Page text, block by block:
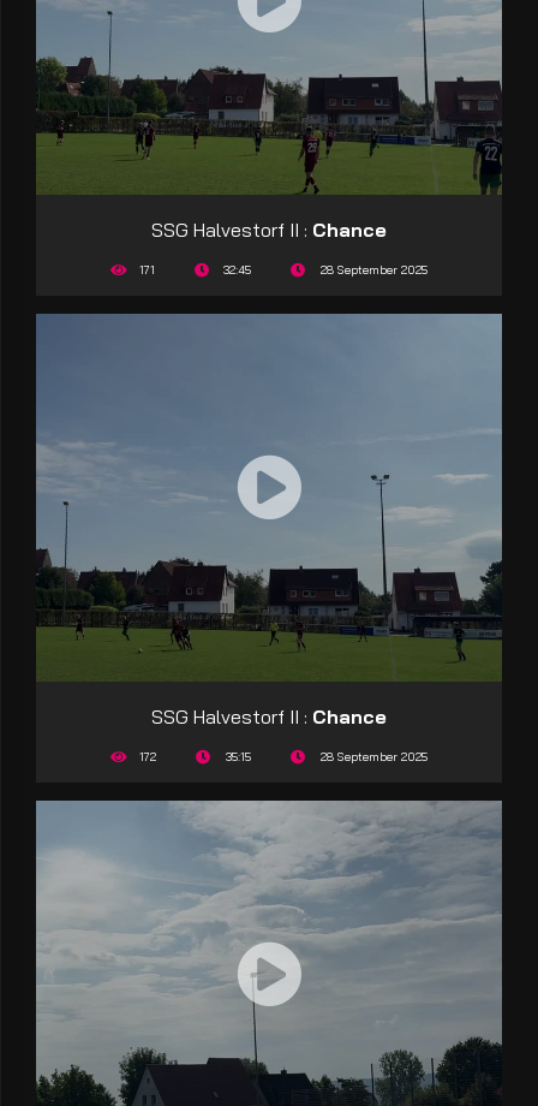
SSG Halvestorf II : Chance
171 32:45 28 September 2025
SSG Halvestorf II : Chance
172 35:15 28 September 2025